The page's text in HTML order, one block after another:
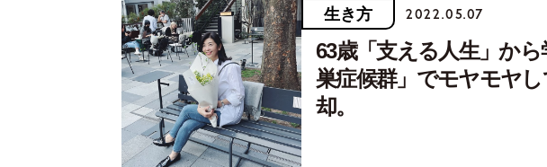
生き方 2022.05.07
63歳「支える人生」か
巣症候群」でモヤモヤ
却。